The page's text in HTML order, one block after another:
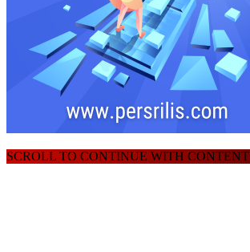
SCROLL TO CONTINUE WITH CONTENT